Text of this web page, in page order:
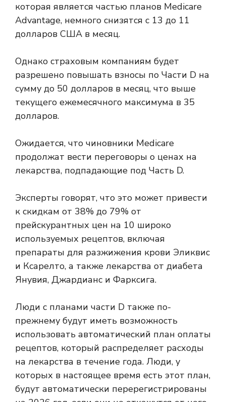
которая является частью планов Medicare
Advantage, немного снизятся с 13 до 11
долларов США в месяц.
Однако страховым компаниям будет
разрешено повышать взносы по Части D на
сумму до 50 долларов в месяц, что выше
текущего ежемесячного максимума в 35
долларов.
Ожидается, что чиновники Medicare
продолжат вести переговоры о ценах на
лекарства, подпадающие под Часть D.
Эксперты говорят, что это может привести
к скидкам от 38% до 79% от
прейскурантных цен на 10 широко
используемых рецептов, включая
препараты для разжижения крови Эликвис
и Ксарелто, а также лекарства от диабета
Янувия, Джардианс и Фарксига.
Люди с планами части D также по-
прежнему будут иметь возможность
использовать автоматический план оплаты
рецептов, который распределяет расходы
на лекарства в течение года. Люди, у
которых в настоящее время есть этот план,
будут автоматически перерегистрированы